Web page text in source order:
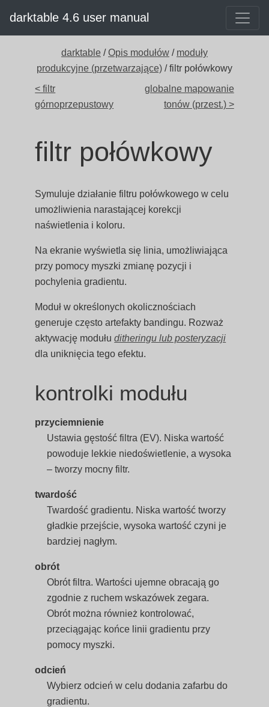
darktable 4.6 user manual
darktable /Opis modułów / moduły
produkcyjne (przetwarzające) / filtr połówkowy
< filtr
górnoprzepustowy
globalne mapowanie
tonów (przest.) >
filtr połówkowy
Symuluje działanie filtru połówkowego w celu
umożliwienia narastającej korekcji
naświetlenia i koloru.
Na ekranie wyświetla się linia, umożliwiająca
przy pomocy myszki zmianę pozycji i
pochylenia gradientu.
Moduł w określonych okolicznościach
generuje często artefakty bandingu. Rozważ
aktywację modułuditheringu lub posteryzacji
dla uniknięcia tego efektu.
kontrolki modułu
przyciemnienie
Ustawia gęstość filtra (EV). Niska wartość
powoduje lekkie niedoświetlenie, a wysoka
– tworzy mocny filtr.
twardość
Twardość gradientu. Niska wartość tworzy
gładkie przejście, wysoka wartość czyni je
bardziej nagłym.
obrót
Obrót filtra. Wartości ujemne obracają go
zgodnie z ruchem wskazówek zegara.
Obrót można również kontrolować,
przeciągając końce linii gradientu przy
pomocy myszki.
odcień
Wybierz odcień w celu dodania zafarbu do
gradientu.